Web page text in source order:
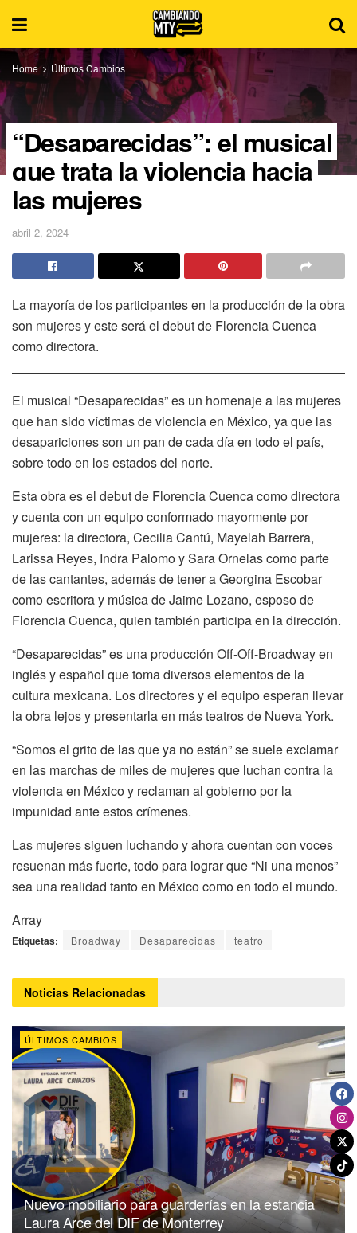
Home Últimos Cambios
“Desaparecidas”: el musical
que trata la violencia hacia
las mujeres
abril 2, 2024
La mayoría de los participantes en la producción de la obra
son mujeres y este será el debut de Florencia Cuenca
como directora.
El musical “Desaparecidas” es un homenaje a las mujeres
que han sido víctimas de violencia en México, ya que las
desapariciones son un pan de cada día en todo el país,
sobre todo en los estados del norte.
Esta obra es el debut de Florencia Cuenca como directora
y cuenta con un equipo conformado mayormente por
mujeres: la directora, Cecilia Cantú, Mayelah Barrera,
Larissa Reyes, Indra Palomo y Sara Ornelas como parte
de las cantantes, además de tener a Georgina Escobar
como escritora y música de Jaime Lozano, esposo de
Florencia Cuenca, quien también participa en la dirección.
“Desaparecidas” es una producción Off-Off-Broadway en
inglés y español que toma diversos elementos de la
cultura mexicana. Los directores y el equipo esperan llevar
la obra lejos y presentarla en más teatros de Nueva York.
“Somos el grito de las que ya no están” se suele exclamar
en las marchas de miles de mujeres que luchan contra la
violencia en México y reclaman al gobierno por la
impunidad ante estos crímenes.
Las mujeres siguen luchando y ahora cuentan con voces
resuenan más fuerte, todo para lograr que “Ni una menos”
sea una realidad tanto en México como en todo el mundo.
Array
Etiquetas: Broadway Desaparecidas teatro
Noticias Relacionadas
ÚLTIMOS CAMBIOS
Nuevo mobiliario para guarderías en la estancia
Laura Arce del DIF de Monterrey